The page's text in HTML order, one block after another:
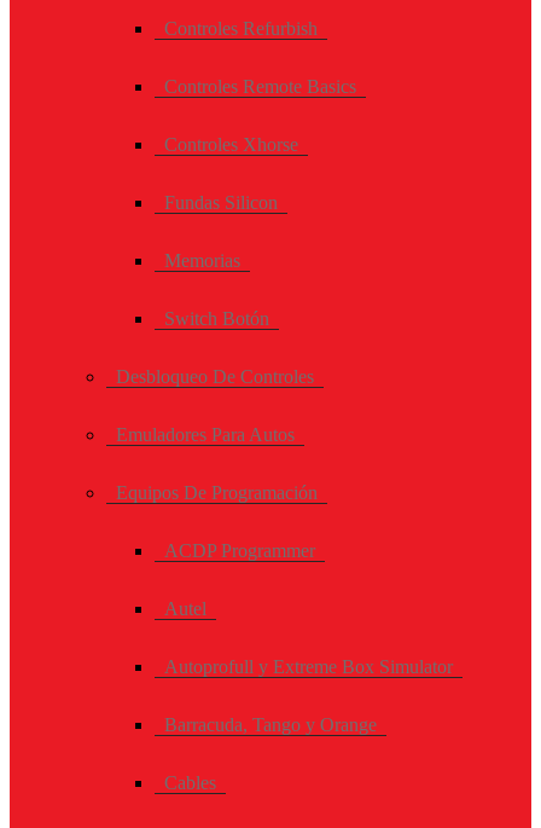
Controles Refurbish
Controles Remote Basics
Controles Xhorse
Fundas Silicon
Memorias
Switch Botón
Desbloqueo De Controles
Emuladores Para Autos
Equipos De Programación
ACDP Programmer
Autel
Autoprofull y Extreme Box Simulator
Barracuda, Tango y Orange
Cables